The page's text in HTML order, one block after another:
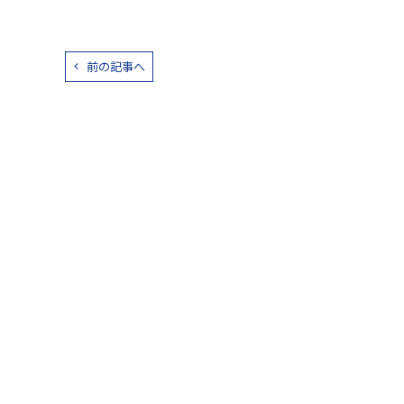
前の記事へ